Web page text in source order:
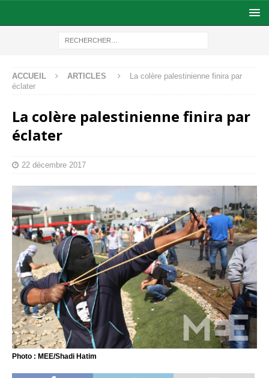
ACCUEIL ARTICLES
La colère palestinienne finira par
éclater
La colère palestinienne finira par
éclater
22 décembre 2017
Photo : MEE/Shadi Hatim